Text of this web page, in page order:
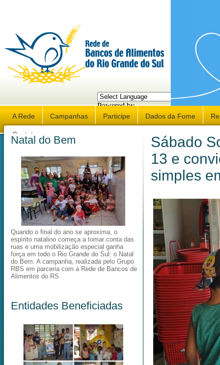
Powered by
Translate
A Rede Campanhas Participe Dados da Fome
Contato
Natal do Bem
Quando o final do ano se aproxima, o
espírito natalino começa a tomar conta das
ruas e uma mobilização especial ganha
força em todo o Rio Grande do Sul: o Natal
do Bem. A campanha, realizada pelo Grupo
RBS em parceria com a Rede de Bancos de
Alimentos do RS
Entidades Beneficiadas
Sábado
13 e
simples